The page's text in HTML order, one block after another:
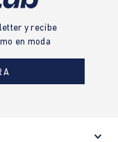
y recibe
en moda